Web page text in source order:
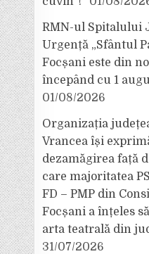
RMN-ul Spitalului
Urgență „Sfântul
Focșani este din
începând cu 1
01/08/2026
Organizația
Vrancea își
dezamăgirea față
care majoritatea
FD – PMP din
Focșani a înțeles
arta teatrală din
31/07/2026